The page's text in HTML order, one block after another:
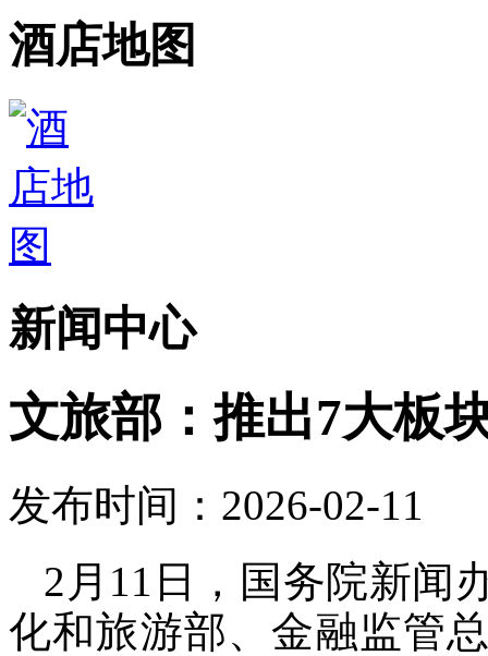
酒店地图
新闻中心
文旅部：推出7大板
发布时间：2026-02-11
2月11日，国务院新闻
化和旅游部、金融监管